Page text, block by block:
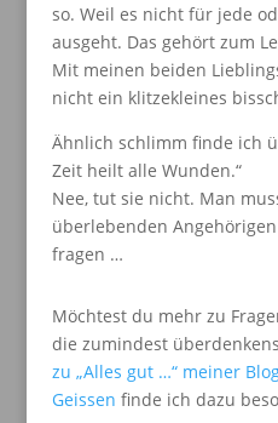
so. Weil es nicht für jede
ausgeht. Das gehört zum
Mit meinen beiden
nicht ein klitzekleines
Ähnlich schlimm finde ich
Zeit heilt alle Wunden.“
Nee, tut sie nicht. Man
überlebenden
fragen …
Möchtest du mehr zu
die zumindest
zu „Alles gut …“ meiner
Geissen finde ich dazu